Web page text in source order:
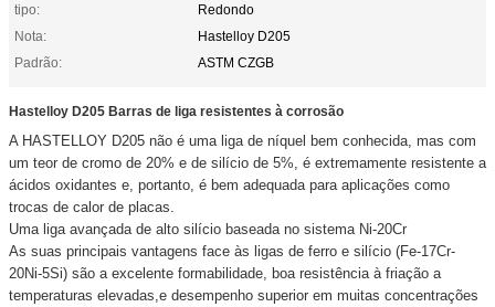
tipo:
Redondo
Nota:
Hastelloy D205
Padrão:
ASTM CZGB
Hastelloy D205 Barras de liga resistentes à corrosão
A HASTELLOY D205 não é uma liga de níquel bem conhecida, mas com
um teor de cromo de 20% e de silício de 5%, é extremamente resistente a
ácidos oxidantes e, portanto, é bem adequada para aplicações como
trocas de calor de placas.
Uma liga avançada de alto silício baseada no sistema Ni-20Cr
As suas principais vantagens face às ligas de ferro e silício (Fe-17Cr-
20Ni-5Si) são a excelente formabilidade, boa resistência à friação a
temperaturas elevadas,e desempenho superior em muitas concentrações